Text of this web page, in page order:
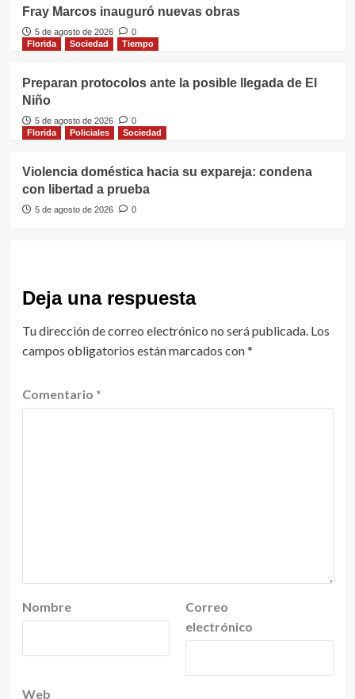
Fray Marcos inauguró nuevas obras
5 de agosto de 2026
0
Florida
Sociedad Tiempo
Preparan protocolos ante la posible llegada de El
Niño
5 de agosto de 2026
0
Florida
Policiales Sociedad
Violencia doméstica hacia su expareja: condena
con libertad a prueba
5 de agosto de 2026 0
Deja una respuesta
Tu dirección de correo electrónico no será publicada. Los
campos obligatorios están marcados con*
Comentario *
Nombre
Correo
electrónico
Web